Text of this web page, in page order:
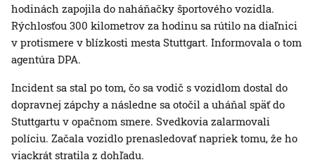
hodinách zapojila do naháňačky športového vozidla.
Rýchlosťou 300 kilometrov za hodinu sa rútilo na diaľnici
v protismere v blízkosti mesta Stuttgart. Informovala o tom
agentúra DPA.
Incident sa stal po tom, čo sa vodič s vozidlom dostal do
dopravnej zápchy a následne sa otočil a uháňal späť do
Stuttgartu v opačnom smere. Svedkovia zalarmovali
políciu. Začala vozidlo prenasledovať napriek tomu, že ho
viackrát stratila z dohľadu.